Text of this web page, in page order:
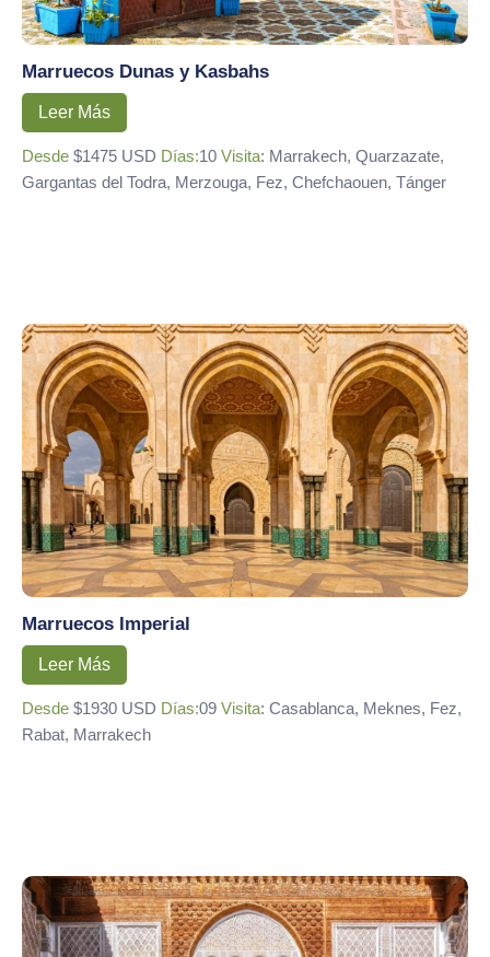
Marruecos Dunas y Kasbahs
Leer Más
Desde $1475 USD Días:10 Visita: Marrakech, Quarzazate,
Gargantas del Todra, Merzouga, Fez, Chefchaouen, Tánger
Marruecos Imperial
Leer Más
Desde $1930 USD Días:09 Visita: Casablanca, Meknes, Fez,
Rabat, Marrakech